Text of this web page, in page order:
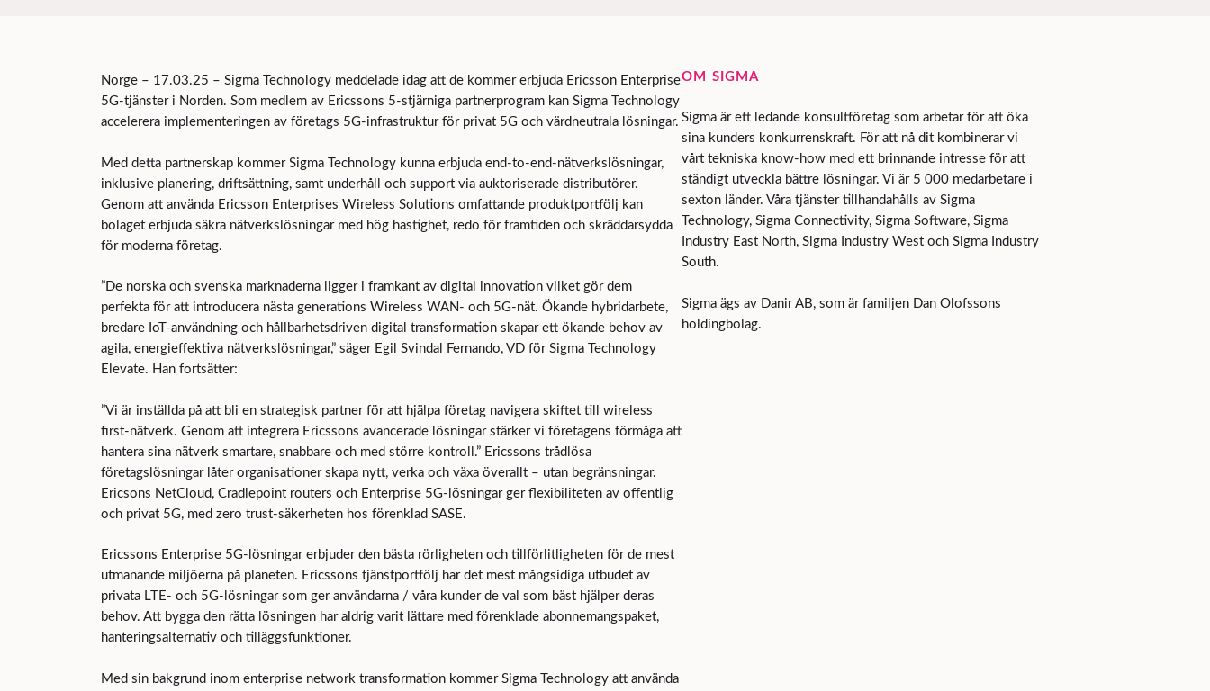
Norge – 17.03.25 – Sigma Technology meddelade idag att de kommer erbjuda Ericsson Enterprise
5G-tjänster i Norden. Som medlem av Ericssons 5-stjärniga partnerprogram kan Sigma Technology
accelerera implementeringen av företags 5G-infrastruktur för privat 5G och värdneutrala lösningar.
Med detta partnerskap kommer Sigma Technology kunna erbjuda end-to-end-nätverkslösningar,
inklusive planering, driftsättning, samt underhåll och support via auktoriserade distributörer.
Genom att använda Ericsson Enterprises Wireless Solutions omfattande produktportfölj kan
bolaget erbjuda säkra nätverkslösningar med hög hastighet, redo för framtiden och skräddarsydda
för moderna företag.
”De norska och svenska marknaderna ligger i framkant av digital innovation vilket gör dem
perfekta för att introducera nästa generations Wireless WAN- och 5G-nät. Ökande hybridarbete,
bredare IoT-användning och hållbarhetsdriven digital transformation skapar ett ökande behov av
agila, energieffektiva nätverkslösningar,” säger Egil Svindal Fernando, VD för Sigma Technology
Elevate. Han fortsätter:
”Vi är inställda på att bli en strategisk partner för att hjälpa företag navigera skiftet till wireless
first-nätverk. Genom att integrera Ericssons avancerade lösningar stärker vi företagens förmåga att
hantera sina nätverk smartare, snabbare och med större kontroll.” Ericssons trådlösa
företagslösningar låter organisationer skapa nytt, verka och växa överallt – utan begränsningar.
Ericsons NetCloud, Cradlepoint routers och Enterprise 5G-lösningar ger flexibiliteten av offentlig
och privat 5G, med zero trust-säkerheten hos förenklad SASE.
Ericssons Enterprise 5G-lösningar erbjuder den bästa rörligheten och tillförlitligheten för de mest
utmanande miljöerna på planeten. Ericssons tjänstportfölj har det mest mångsidiga utbudet av
privata LTE- och 5G-lösningar som ger användarna / våra kunder de val som bäst hjälper deras
behov. Att bygga den rätta lösningen har aldrig varit lättare med förenklade abonnemangspaket,
hanteringsalternativ och tilläggsfunktioner.
Med sin bakgrund inom enterprise network transformation kommer Sigma Technology att använda
OM SIGMA
Sigma är ett ledande konsultföretag som arbetar för att öka
sina kunders konkurrenskraft. För att nå dit kombinerar vi
vårt tekniska know-how med ett brinnande intresse för att
ständigt utveckla bättre lösningar. Vi är 5 000 medarbetare i
sexton länder. Våra tjänster tillhandahålls av Sigma
Technology, Sigma Connectivity, Sigma Software, Sigma
Industry East North, Sigma Industry West och Sigma Industry
South.
Sigma ägs av Danir AB, som är familjen Dan Olofssons
holdingbolag.